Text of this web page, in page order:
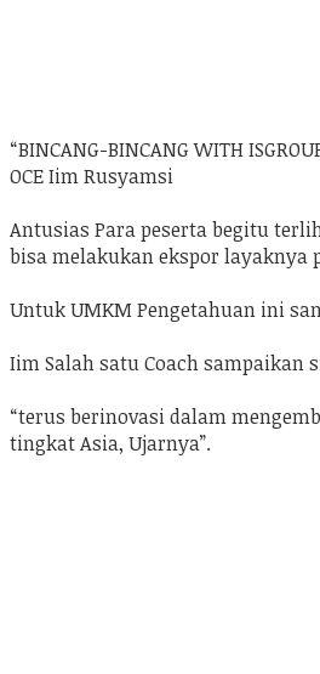
“BINCANG-BINCANG WITH
OCE Iim Rusyamsi
Antusias Para peserta begitu
bisa melakukan ekspor layaknya
Untuk UMKM Pengetahuan ini
Iim Salah satu Coach sampaikan
“terus berinovasi dalam
tingkat Asia, Ujarnya”.